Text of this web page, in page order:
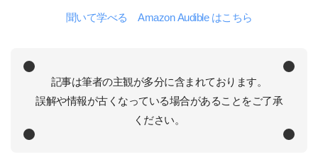
聞いて学べる Amazon Audible はこちら
記事は筆者の主観が多分に含まれております。
誤解や情報が古くなっている場合があることをご了承
ください。